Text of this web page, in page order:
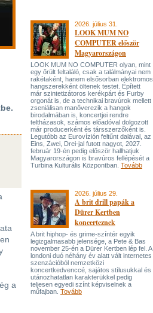
a
2026. július 31.
LOOK MUM NO
COMPUTER először
Magyarországon
LOOK MUM NO COMPUTER olyan, mint
egy őrült feltaláló, csak a találmányai nem
rakétaként, hanem elsősorban elektromos
hangszerekként öltenek testet. Épített
már szintetizátoros kerékpárt és Furby
orgonát is, de a technikai bravúrok mellett
zseniálisan manőverezik a hangok
birodalmában is, koncertjei rendre
teltházasok, számos előadóval dolgozott
már producerként és társszerzőként is.
Legutóbb az Eurovízión feltűnt dalával, az
Eins, Zwei, Drei-jal futott nagyot, 2027.
február 19-én pedig először hallhatjuk
Magyarországon is bravúros fellépését a
Turbina Kulturális Központban. Tovább
2026. július 29.
A brit drill papák a
Dürer Kertben
koncerteznek
A brit hiphop- és grime-színtér egyik
legizgalmasabb jelensége, a Pete & Bas
november 25-én a Dürer Kertben lép fel. A
londoni duó néhány év alatt vált internetes
szenzációból nemzetközi
koncertkedvenccé, sajátos stílusukkal és
utánozhatatlan karakterükkel pedig
teljesen egyedi színt képviselnek a
műfajban. Tovább